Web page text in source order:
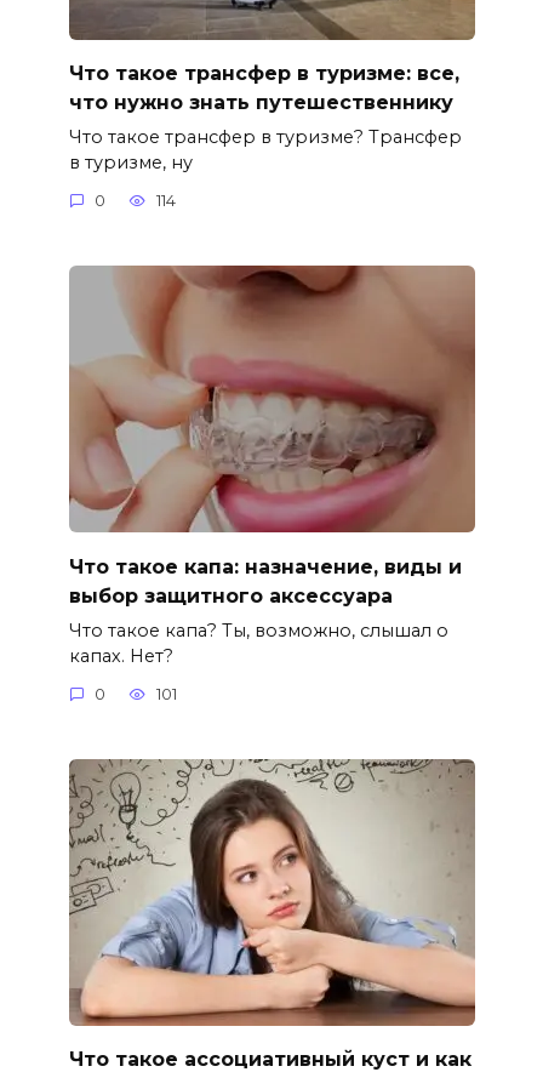
Что такое трансфер в туризме: все,
что нужно знать путешественнику
Что такое трансфер в туризме? Трансфер
в туризме, ну
0 114
Что такое капа: назначение, виды и
выбор защитного аксессуара
Что такое капа? Ты, возможно, слышал о
капах. Нет?
0 101
Что такое ассоциативный куст и как